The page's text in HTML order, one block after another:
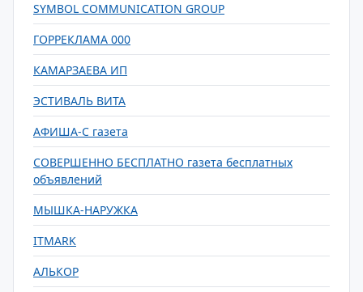
SYMBOL COMMUNICATION GROUP
ГОРРЕКЛАМА 000
КАМАРЗАЕВА ИП
ЭСТИВАЛЬ ВИТА
АФИША-С газета
СОВЕРШЕННО БЕСПЛАТНО газета бесплатных
объявлений
МЫШКА-НАРУЖКА
ITMARK
АЛЬКОР